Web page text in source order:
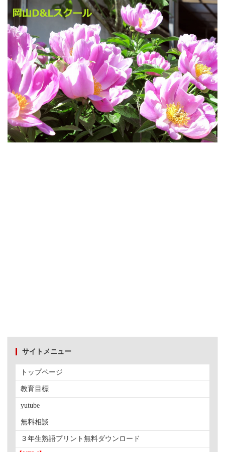
サイトメニュー
トップページ
教育目標
yutube
無料相談
３年生熟語プリント無料ダウンロード